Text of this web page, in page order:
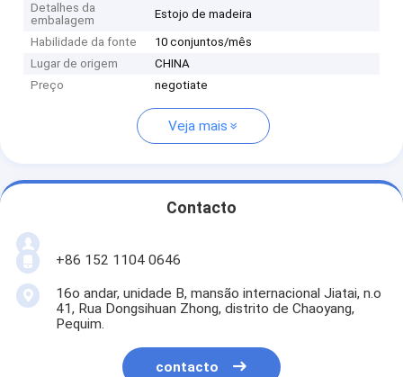
Detalhes da
embalagem
Estojo de madeira
Habilidade da fonte
10 conjuntos/mês
Lugar de origem
CHINA
Preço
negotiate
Veja mais
Contacto
+86 152 1104 0646
16o andar, unidade B, mansão internacional Jiatai, n.o
41, Rua Dongsihuan Zhong, distrito de Chaoyang,
Pequim.
contacto